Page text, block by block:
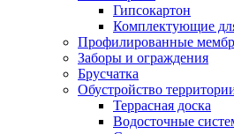
Гипсокартон
Комплектующие
Профилированные
Заборы и ограждения
Брусчатка
Обустройство
Террасная доска
Водосточные